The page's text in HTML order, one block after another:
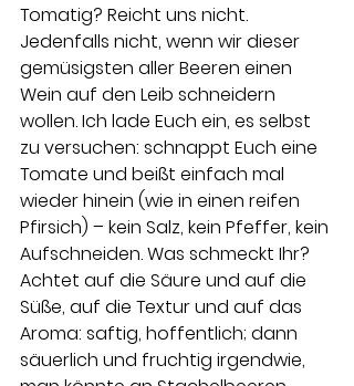
Tomatig? Reicht uns nicht.
Jedenfalls nicht, wenn wir dieser
gemüsigsten aller Beeren einen
Wein auf den Leib schneidern
wollen. Ich lade Euch ein, es selbst
zu versuchen: schnappt Euch eine
Tomate und beißt einfach mal
wieder hinein (wie in einen reifen
Pfirsich) – kein Salz, kein Pfeffer, kein
Aufschneiden. Was schmeckt Ihr?
Achtet auf die Säure und auf die
Süße, auf die Textur und auf das
Aroma: saftig, hoffentlich; dann
säuerlich und fruchtig irgendwie,